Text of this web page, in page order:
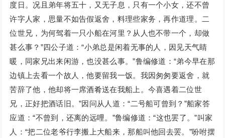
度日。况且弟年将五十，又无子息，只有一个小女，还不曾
许字人家，思量不如告假返舍，料理些家务，再作道理。二
位世兄，为何驾着一只小船在河里？从人也不带一个，却做
甚么事？”四公子道：“小弟总是闲着无事的人，因见天气睛
暖，同家兄出来闲游，也没甚么事。”鲁编修道：“弟今早在那
边镇上去看一个故人，他要留我一饭。我因匆匆要返舍，就
苦辞了他，他却将一席酒肴送在我船上。今喜遇着二位世
兄，正好把酒话旧。”因问从人道：“二号船可曾到？”船家答
应道：“不曾到，还离的远哩。”鲁编修道：“这也罢了。”叫家
人：“把二位老爷行李搬上大船来，那船叫他回去罢。”吩咐摆